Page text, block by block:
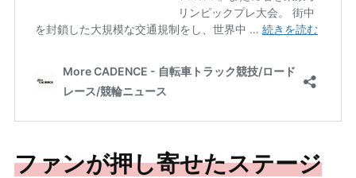
ファンが押し寄せたステージ